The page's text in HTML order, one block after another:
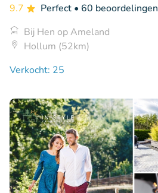
9.7 Perfect • 60 beoordelingen
Bij Hen op Ameland
Hollum (52km)
Verkocht: 25